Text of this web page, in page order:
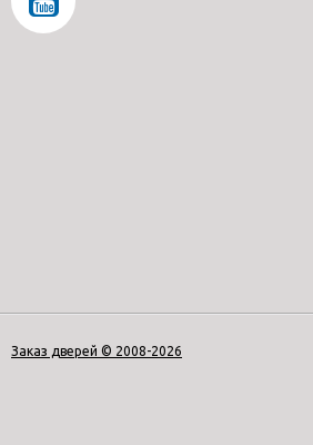
Заказ дверей © 2008-2026